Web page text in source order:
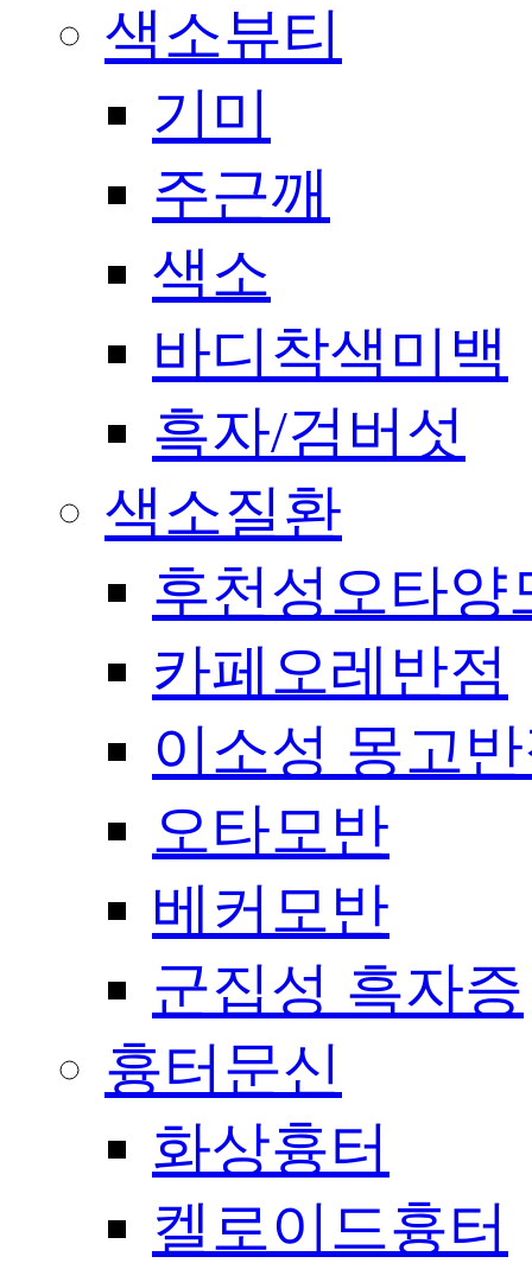
색소뷰티
기미
주근깨
색소
바디착색미백
흑자/검버섯
색소질환
후천성오타양
카페오레반점
이소성 몽고
오타모반
베커모반
군집성 흑자증
흉터문신
화상흉터
켈로이드흉터